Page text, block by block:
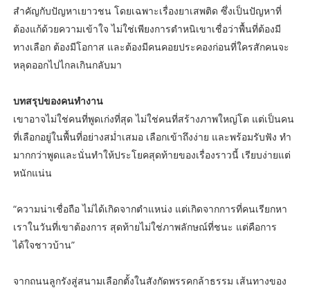
สำคัญกับปัญหาเยาวชน โดยเฉพาะเรื่องยาเสพติด ซึ่งเป็นปัญหาที่
ต้องแก้ด้วยความเข้าใจ ไม่ใช่เพียงการตำหนิเขาเชื่อว่าพื้นที่ต้องมี
ทางเลือก ต้องมีโอกาส และต้องมีคนคอยประคองก่อนที่ใครสักคนจะ
หลุดออกไปไกลเกินกลับมา
บทสรุปของคนทำงาน
เขาอาจไม่ใช่คนที่พูดเก่งที่สุด ไม่ใช่คนที่สร้างภาพใหญ่โต แต่เป็นคน
ที่เลือกอยู่ในพื้นที่อย่างสม่ำเสมอ เลือกเข้าถึงง่าย และพร้อมรับฟัง ทำ
มากกว่าพูดและนั่นทำให้ประโยคสุดท้ายของเรื่องราวนี้ เรียบง่ายแต่
หนักแน่น
“ความน่าเชื่อถือ ไม่ได้เกิดจากตำแหน่ง แต่เกิดจากการที่คนเรียกหา
เราในวันที่เขาต้องการ สุดท้ายไม่ใช่ภาพลักษณ์ที่ชนะ แต่คือการ
ได้ใจชาวบ้าน”
จากถนนลูกรังสู่สนามเลือกตั้งในสังกัดพรรคกล้าธรรม เส้นทางของ